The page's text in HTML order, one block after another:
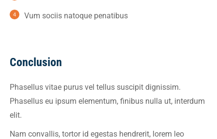
Vum sociis natoque penatibus
Conclusion
Phasellus vitae purus vel tellus suscipit dignissim.
Phasellus eu ipsum elementum, finibus nulla ut, interdum
elit.
Nam convallis, tortor id egestas hendrerit, lorem leo